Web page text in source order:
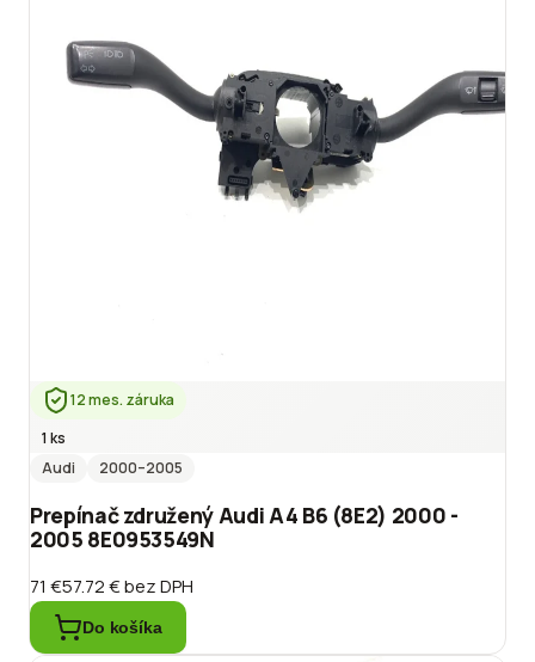
12 mes. záruka
1 ks
Audi
2000–2005
Prepínač združený Audi A4 B6 (8E2) 2000 -
2005 8E0953549N
71 €57.72 €bez DPH
Do košíka